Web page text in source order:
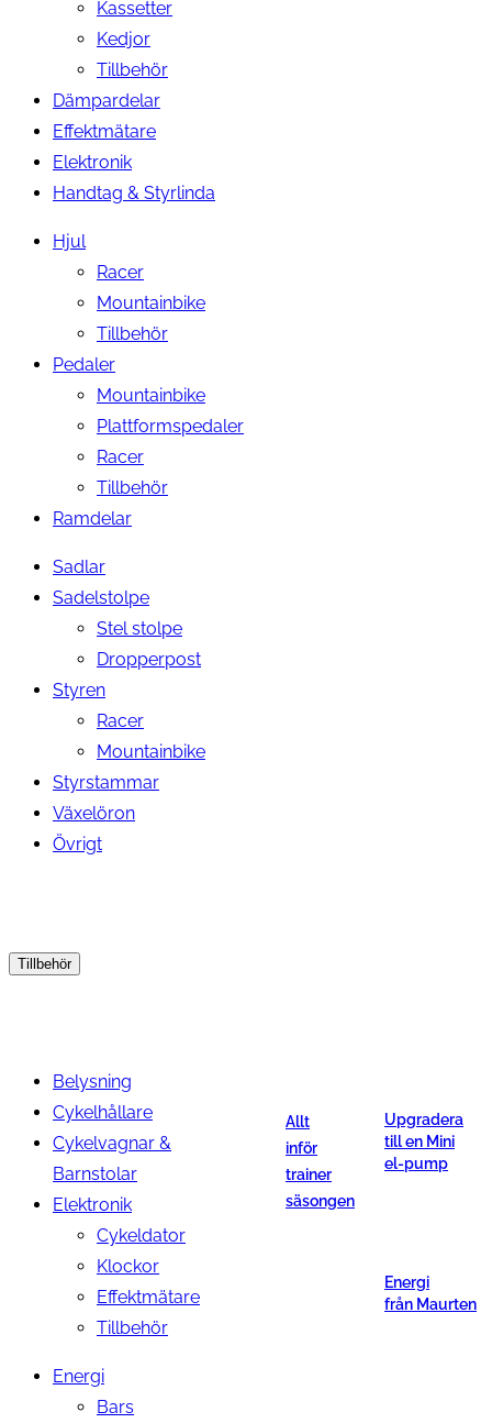
Kassetter
Kedjor
Tillbehör
Dämpardelar
Effektmätare
Elektronik
Handtag & Styrlinda
Hjul
Racer
Mountainbike
Tillbehör
Pedaler
Mountainbike
Plattformspedaler
Racer
Tillbehör
Ramdelar
Sadlar
Sadelstolpe
Stel stolpe
Dropperpost
Styren
Racer
Mountainbike
Styrstammar
Växelöron
Övrigt
Tillbehör
Belysning
Cykelhållare
Cykelvagnar &
Barnstolar
Elektronik
Cykeldator
Klockor
Effektmätare
Tillbehör
Energi
Bars
Allt
inför
trainer
säsongen
Upgradera
till en Mini
el-pump
Energi
från Maurten